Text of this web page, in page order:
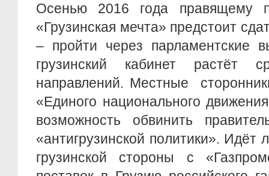
Осенью 2016 года правящему
«Грузинская мечта» предстоит
– пройти через парламентские
грузинский кабинет растёт
направлений. Местные
«Единого национального
возможность обвинить
«антигрузинской политики». Идёт
грузинской стороны с